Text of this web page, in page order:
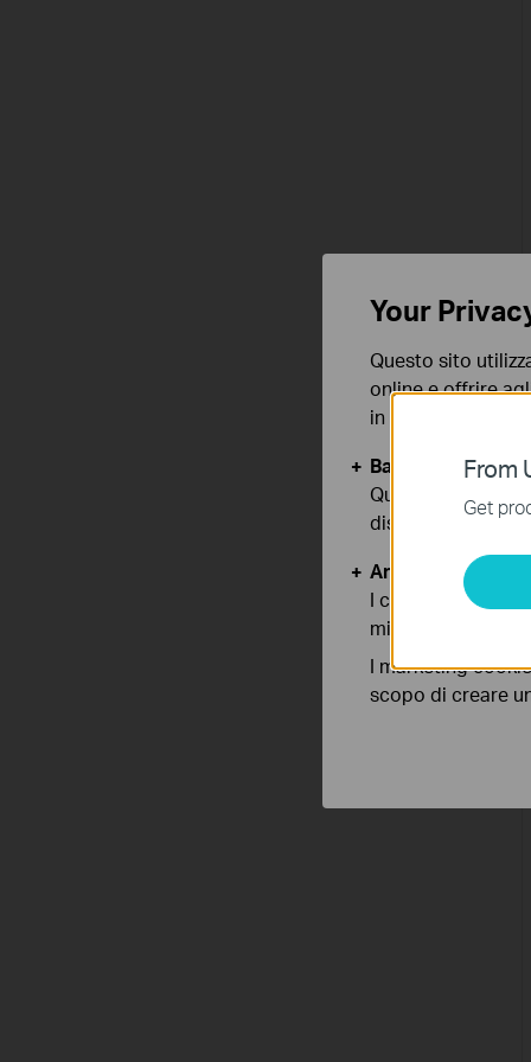
From
Get
Your
Questo sito
online e offrire
in qualunque
Basic Cookies
Questi cookies
disattivati nel tuo
Analytics e
I cookies analitici
migliorarne le
I marketing
scopo di creare